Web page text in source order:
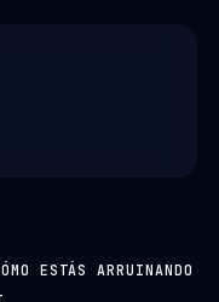
ESTÁS ARRUINANDO